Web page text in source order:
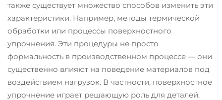
также существует множество способов изменить эти
характеристики. Например, методы термической
обработки или процессы поверхностного
упрочнения. Эти процедуры не просто
формальность в производственном процессе — они
существенно влияют на поведение материалов под
воздействием нагрузок. В частности, поверхностное
упрочнение играет решающую роль для деталей,